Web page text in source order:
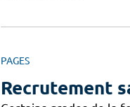
PAGES
Recrutement